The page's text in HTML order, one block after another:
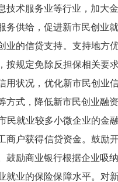
技术服务业等行业，加大
务供给，促进新市民创业
业的信贷支持。支持地
按规定免除反担保相关要
用状况，优化新市民创业
方式，降低新市民创业融
民就业较多小微企业的
商户获得信贷资金。鼓励
鼓励商业银行根据企业吸
就业的保险保障水平。